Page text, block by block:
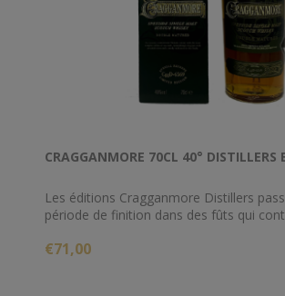
CRAGGANMORE 70CL 40° DISTILLERS
Les éditions Cragganmore Distillers
période de finition dans des fûts qui
supplémentaire au whisky.
€71,00